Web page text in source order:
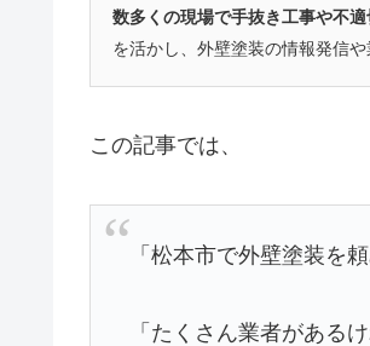
数多くの現場で手抜き工事や不
を活かし、外壁塗装の情報発信
この記事では、
「松本市で外壁塗装を
「たくさん業者がある